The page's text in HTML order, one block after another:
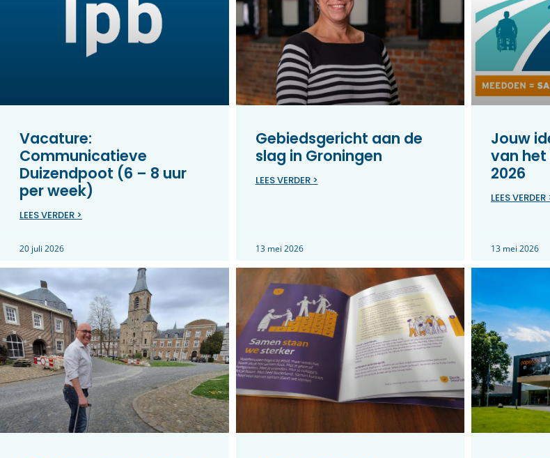
Vacature:
Communicatieve
Duizendpoot (6 – 8 uur
per week)
LEES VERDER >
20 juli 2026
Gebiedsgericht aan de
slag in Groningen
LEES VERDER >
13 mei 2026
Jouw
van het
2026
LEES VERDER
13 mei 2026